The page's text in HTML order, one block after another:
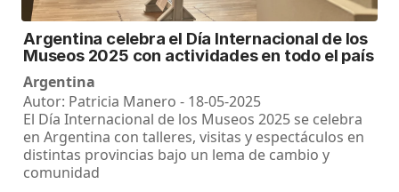
Argentina celebra el Día Internacional de los
Museos 2025 con actividades en todo el país
Argentina
Autor: Patricia Manero - 18-05-2025
El Día Internacional de los Museos 2025 se celebra
en Argentina con talleres, visitas y espectáculos en
distintas provincias bajo un lema de cambio y
comunidad